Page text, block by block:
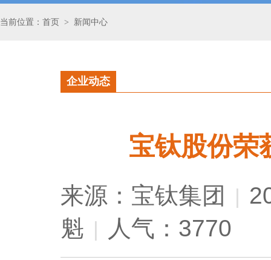
当前位置：首页 > 新闻中心
企业动态
宝钛股份荣
来源：宝钛集团 |
魁 | 人气：3770